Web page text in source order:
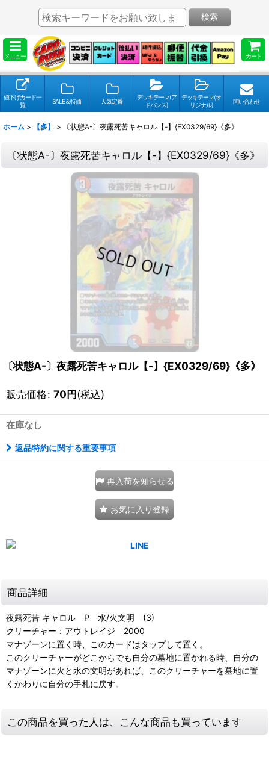
メニュー カート
検索
値下げカード一
覧
SALE＆特価 人気定番
デッキテーマ(ア
ドバンス)
デッキテーマ(オ
リジナル)
問い合わせ
ホーム > 【多】 > 〔状態A-〕夜露死苦キャロル【-】{EX0329/69}《多》
〔状態A-〕夜露死苦キャロル【-】{EX0329/69}《多》
〔状態A-〕夜露死苦キャロル【-】{EX0329/69}《多》
販売価格: 70円(税込)
在庫なし
返品特約に関する重要事項
再入荷を知らせる
お気に入り登録
商品詳細
夜露死苦 キャロル P 水/火文明 (3)
クリーチャー：アウトレイジ 2000
マナゾーンに置く時、このカードはタップして置く。
このクリーチャーがどこからでも自分の墓地に置かれる時、自分の
マナゾーンに火と水の文明があれば、このクリーチャーを墓地に置
くかわりに自分の手札に戻す。
この商品を買った人は、こんな商品も買っています